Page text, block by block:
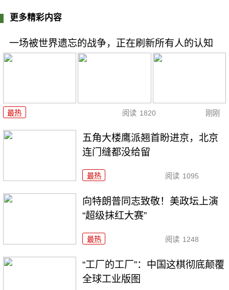
更多精彩内容
一场被世界遗忘的战争，正在刷新所有人的认知
最热 阅读 1820 刚刚
五角大楼鹰派翘首盼进京，北京
连门缝都没给留
最热 阅读 1095
向特朗普同志致敬！美政坛上演
“超级抹红大赛”
最热 阅读 1248
“工厂的工厂”：中国这棋彻底颠覆
全球工业版图